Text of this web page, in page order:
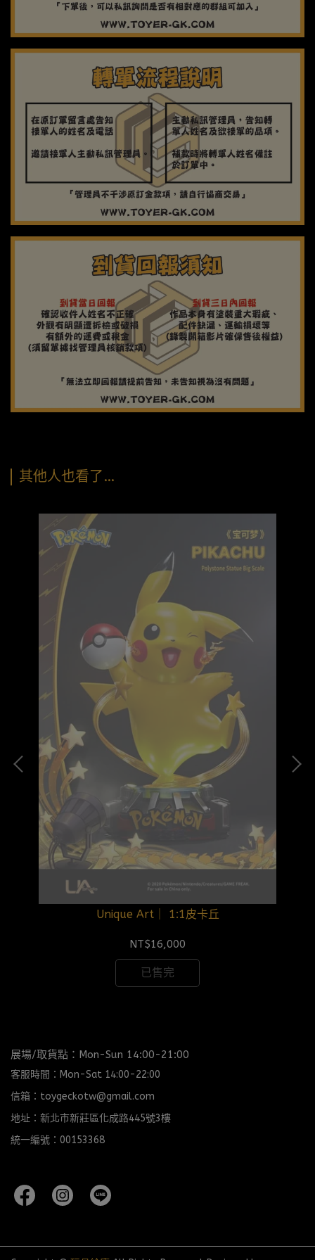
其他人也看了…
Unique Art｜ 1:1皮卡丘
NT$16,000
已售完
展場/取貨點：Mon-Sun 14:00-21:00
客服時間：Mon-Sat 14:00-22:00
信箱：toygeckotw@gmail.com
地址：新北市新莊區化成路445號3樓
統一編號：00153368